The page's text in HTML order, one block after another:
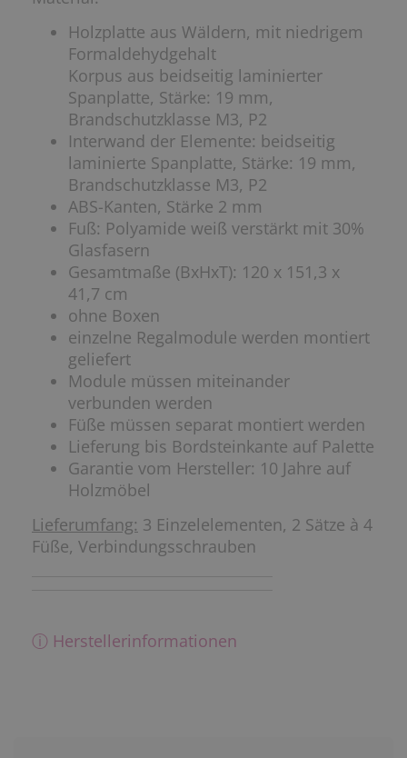
Holzplatte aus Wäldern, mit niedrigem
Formaldehydgehalt
Korpus aus beidseitig laminierter
Spanplatte, Stärke: 19 mm,
Brandschutzklasse M3, P2
Interwand der Elemente: beidseitig
laminierte Spanplatte, Stärke: 19 mm,
Brandschutzklasse M3, P2
ABS-Kanten, Stärke 2 mm
Fuß: Polyamide weiß verstärkt mit 30%
Glasfasern
Gesamtmaße (BxHxT): 120 x 151,3 x
41,7 cm
ohne Boxen
einzelne Regalmodule werden montiert
geliefert
Module müssen miteinander
verbunden werden
Füße müssen separat montiert werden
Lieferung bis Bordsteinkante auf Palette
Garantie vom Hersteller: 10 Jahre auf
Holzmöbel
Lieferumfang: 3 Einzelelementen, 2 Sätze à 4
Füße, Verbindungsschrauben
ⓘ Herstellerinformationen